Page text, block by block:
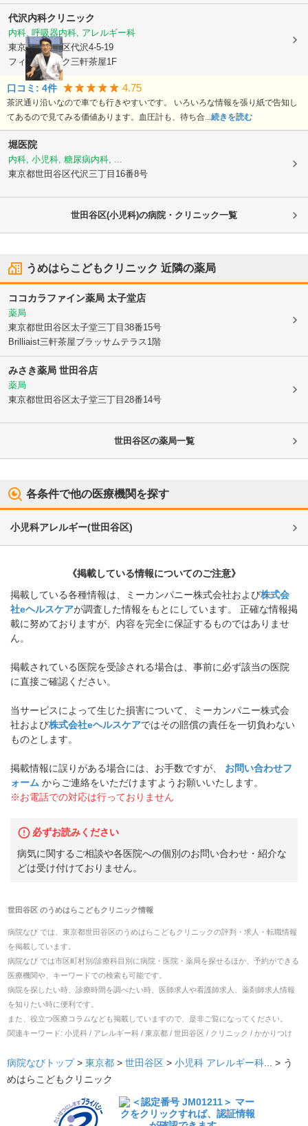
代沢内科クリニック
内科, 呼吸器内科, アレルギー科
東京都世田谷区代沢4-5-19
フィル・パーク三軒茶屋1F
口コミ: 4件 4.75
茶沢通り沿いなので車でも行きやすいです。 いろいろな情報を張り紙で告知し
てあるので見てみる価値あります。血圧計も、待ち合...続きを読む
堀医院
内科, 小児科, 糖尿病内科, ...
東京都世田谷区代沢三丁目16番8号
世田谷区(小児科)の病院・クリニック一覧
うめはらこどもクリニック 近隣の薬局
ココカラファイン薬局 太子堂店
薬局
東京都世田谷区太子堂三丁目38番15号
Brilliaist三軒茶屋ブラッサムテラス1階
みさき薬局 世田谷店
薬局
東京都世田谷区太子堂三丁目28番14号
世田谷区の薬局一覧
各条件で他の医療機関を探す
小児科アレルギー(世田谷区)
《掲載している情報についてのご注意》
掲載している各種情報は、ミーカンパニー株式会社および株式会
社eヘルスケアが調査した情報をもとにしています。 正確な情報掲
載に努めておりますが、内容を完全に保証するものではありませ
ん。
掲載されている医院を受診される場合は、事前に必ず該当の医院
に直接ご確認ください。
当サービスによって生じた損害について、ミーカンパニー株式会
社および株式会社eヘルスケアではその賠償の責任を一切負わない
ものとします。
掲載情報に誤りがある場合には、お手数ですが、
お問い合わせフ
ォーム からご連絡をいただけますようお願いいたします。
※お電話での対応は行っておりません
必ずお読みください
病気に関するご相談や各医院への個別のお問い合わせ・紹介な
どは受け付けておりません。
世田谷区のうめはらこどもクリニック情報
病院なび では、 東京都世田谷区のうめはらこどもクリニックの評判・求人・転職情報
を掲載しています。
病院なび では市区町村別/診療科目別に病院・医院・薬局を探せるほか、予約ができる
医療機関や、キーワードでの検索も可能です。
病院を探したい時、診療時間を調べたい時、医師求人や看護師求人、薬剤師求人情報
を知りたい時に便利です。
また、役立つ医療コラムなども掲載していますので、是非ご覧になってください。
関連キーワード: 小児科 / アレルギー科 / 東京都 / 世田谷区 / クリニック / かかりつけ
病院なびトップ> 東京都 > 世田谷区 > 小児科 アレルギー科 ... > う
めはらこどもクリニック